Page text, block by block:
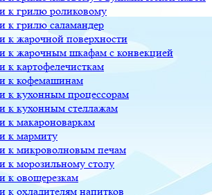
к грилю роликовому
к грилю саламандер
к жарочной поверхности
к жарочным шкафам с конвекцией
к картофелечисткам
к кофемашинам
к кухонным процессорам
к кухонным стеллажам
к макароноваркам
к мармиту
к микроволновым печам
к морозильному столу
к овощерезкам
к охладителям напитков